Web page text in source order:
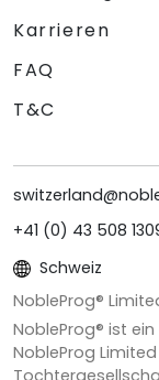
Karrieren
FAQ
T&C
+41 (0) 43 508
Schweiz
NobleProg®
NobleProg® ist
NobleProg